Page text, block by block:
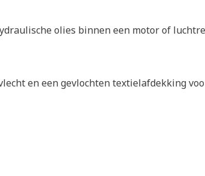
olies binnen een motor of
en een gevlochten textielafdekking